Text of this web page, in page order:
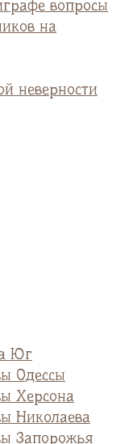
вопросы
на
неверности
Юг
Одессы
Херсона
Николаева
Запорожья